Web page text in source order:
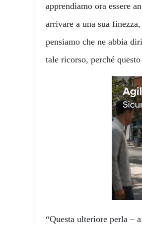
apprendiamo ora essere
arrivare a una sua
pensiamo che ne abbia
tale ricorso, perché
“Questa ulteriore perla –